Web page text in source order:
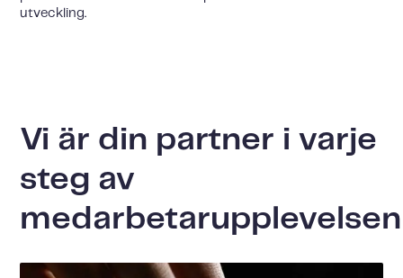
utveckling.
Vi är din partner i varje
steg av
medarbetarupplevelsen